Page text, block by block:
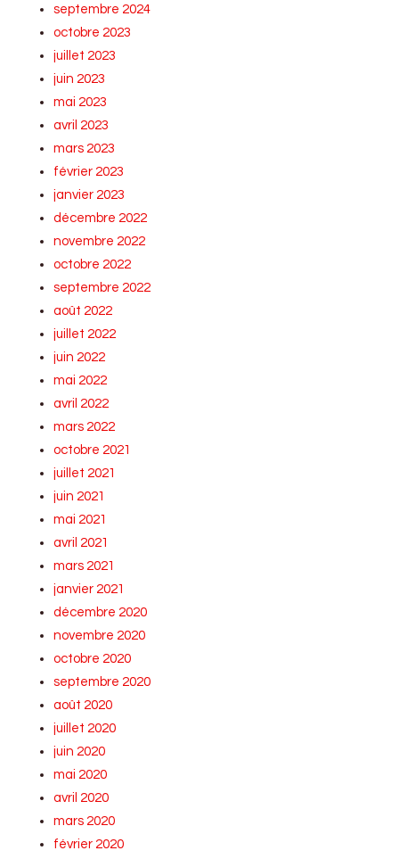
septembre 2024
octobre 2023
juillet 2023
juin 2023
mai 2023
avril 2023
mars 2023
février 2023
janvier 2023
décembre 2022
novembre 2022
octobre 2022
septembre 2022
août 2022
juillet 2022
juin 2022
mai 2022
avril 2022
mars 2022
octobre 2021
juillet 2021
juin 2021
mai 2021
avril 2021
mars 2021
janvier 2021
décembre 2020
novembre 2020
octobre 2020
septembre 2020
août 2020
juillet 2020
juin 2020
mai 2020
avril 2020
mars 2020
février 2020